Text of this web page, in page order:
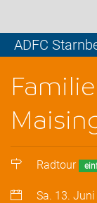
ADFC
Radtour
Sa. 13.